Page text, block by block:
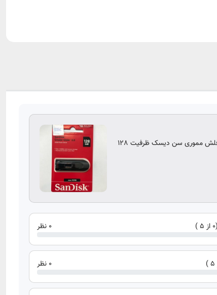
" فلش مموری سن دیسک ظرفیت 128
0 نظر
0 نظر